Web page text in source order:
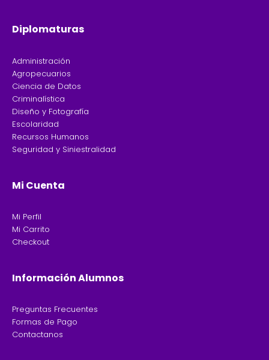
Diplomaturas
Administración
Agropecuarios
Ciencia de Datos
Criminalística
Diseño y Fotografía
Escolaridad
Recursos Humanos
Seguridad y Siniestralidad
Mi Cuenta
Mi Perfil
Mi Carrito
Checkout
Información Alumnos
Preguntas Frecuentes
Formas de Pago
Contactanos